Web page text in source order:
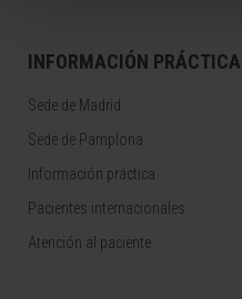
INFORMACIÓN PRÁCTICA
Sede de Madrid
Sede de Pamplona
Información práctica
Pacientes internacionales
Atención al paciente